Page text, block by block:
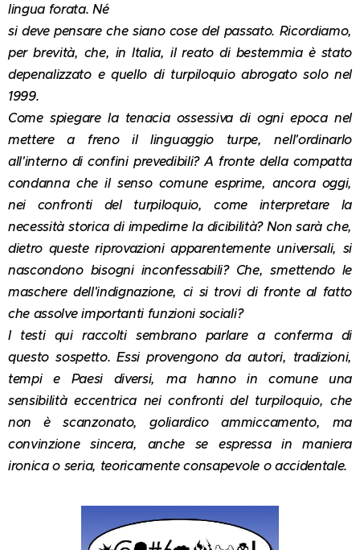
lingua forata. Né
si deve pensare che siano cose del passato. Ricordiamo,
per brevità, che, in Italia, il reato di bestemmia è stato
depenalizzato e quello di turpiloquio abrogato solo nel
1999.
Come spiegare la tenacia ossessiva di ogni epoca nel
mettere a freno il linguaggio turpe, nell'ordinarlo
all'interno di confini prevedibili? A fronte della compatta
condanna che il senso comune esprime, ancora oggi,
nei confronti del turpiloquio, come interpretare la
necessità storica di impedirne la dicibilità? Non sarà che,
dietro queste riprovazioni apparentemente universali, si
nascondono bisogni inconfessabili? Che, smettendo le
maschere dell'indignazione, ci si trovi di fronte al fatto
che assolve importanti funzioni sociali?
I testi qui raccolti sembrano parlare a conferma di
questo sospetto. Essi provengono da autori, tradizioni,
tempi e Paesi diversi, ma hanno in comune una
sensibilità eccentrica nei confronti del turpiloquio, che
non è scanzonato, goliardico ammiccamento, ma
convinzione sincera, anche se espressa in maniera
ironica o seria, teoricamente consapevole o accidentale.